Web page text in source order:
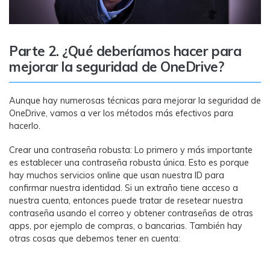
Parte 2. ¿Qué deberíamos hacer para
mejorar la seguridad de OneDrive?
Aunque hay numerosas técnicas para mejorar la seguridad de
OneDrive, vamos a ver los métodos más efectivos para
hacerlo.
Crear una contraseña robusta: Lo primero y más importante
es establecer una contraseña robusta única. Esto es porque
hay muchos servicios online que usan nuestra ID para
confirmar nuestra identidad. Si un extraño tiene acceso a
nuestra cuenta, entonces puede tratar de resetear nuestra
contraseña usando el correo y obtener contraseñas de otras
apps, por ejemplo de compras, o bancarias. También hay
otras cosas que debemos tener en cuenta: